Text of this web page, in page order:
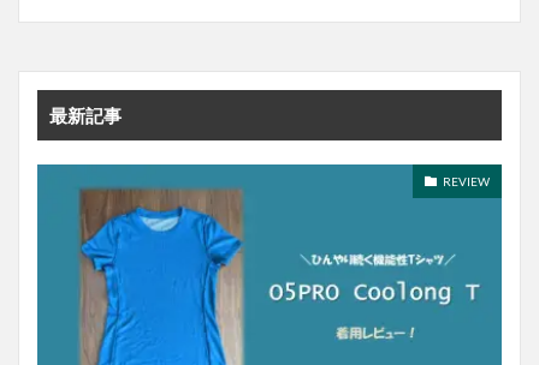
最新記事
REVIEW